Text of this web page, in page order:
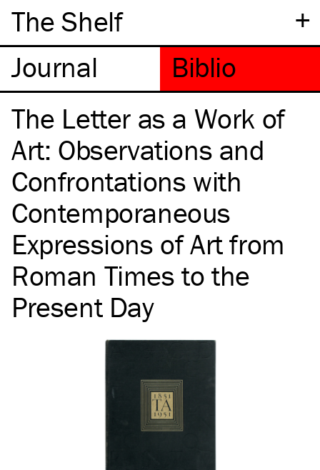
+
The Shelf
The Letter as a Work of
Art: Observations and
Confrontations with
Contemporaneous
Expressions of Art from
Roman Times to the
Present Day